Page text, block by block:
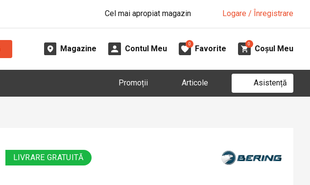
Cel mai apropiat magazin Logare / Înregistrare
Magazine Contul Meu
0
Favorite
0
Coșul Meu
Promoții Articole Asistență
LIVRARE GRATUITĂ